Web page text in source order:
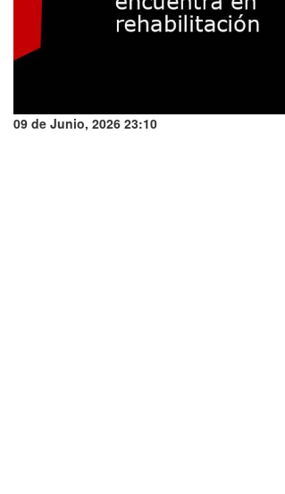
09 de Junio, 2026 23:10